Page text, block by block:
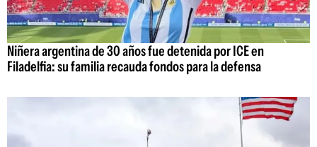
Niñera argentina de 30 años fue detenida por ICE en
Filadelfia: su familia recauda fondos para la defensa